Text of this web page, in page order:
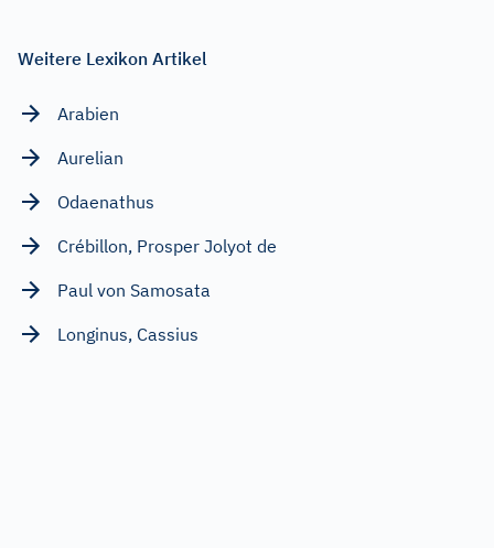
Weitere Lexikon Artikel
Arabien
Aurelian
Odaenathus
Crébillon, Prosper Jolyot de
Paul von Samosata
Longinus, Cassius